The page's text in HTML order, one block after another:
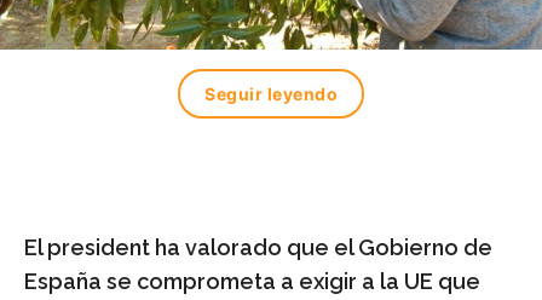
Seguir leyendo
El president ha valorado que el Gobierno de
España se comprometa a exigir a la UE que